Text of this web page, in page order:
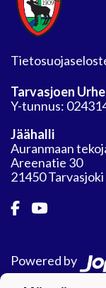
Tarvasjoen
Y-tunnus:
Jäähalli
Auranmaan
Areenatie 30
21450 Tarvasjoki
Powered by